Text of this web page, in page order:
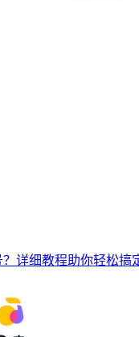
详细教程助你轻松搞